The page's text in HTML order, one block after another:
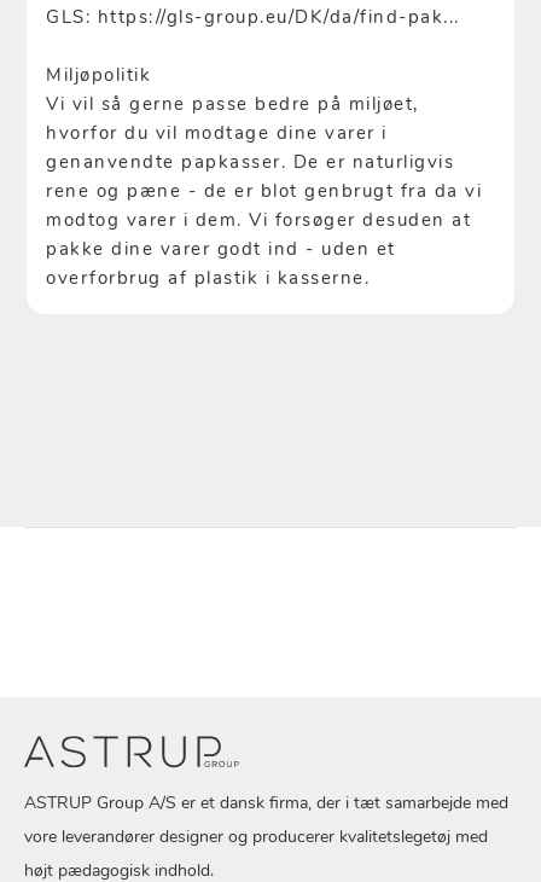
GLS: https://gls-group.eu/DK/da/find-pak ...
Miljøpolitik
Vi vil så gerne passe bedre på miljøet,
hvorfor du vil modtage dine varer i
genanvendte papkasser. De er naturligvis
rene og pæne - de er blot genbrugt fra da vi
modtog varer i dem. Vi forsøger desuden at
pakke dine varer godt ind - uden et
overforbrug af plastik i kasserne.
ASTRUP Group A/S er et dansk firma, der i tæt samarbejde med
vore leverandører designer og producerer kvalitetslegetøj med
højt pædagogisk indhold.